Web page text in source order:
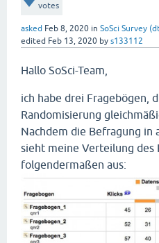
votes
asked Feb 8, 2020 in SoSci Survey
edited Feb 13, 2020 by s133112
Hallo SoSci-Team,
ich habe drei Fragebögen,
Randomisierung
Nachdem die Befragung in
sieht meine Verteilung des
folgendermaßen aus: